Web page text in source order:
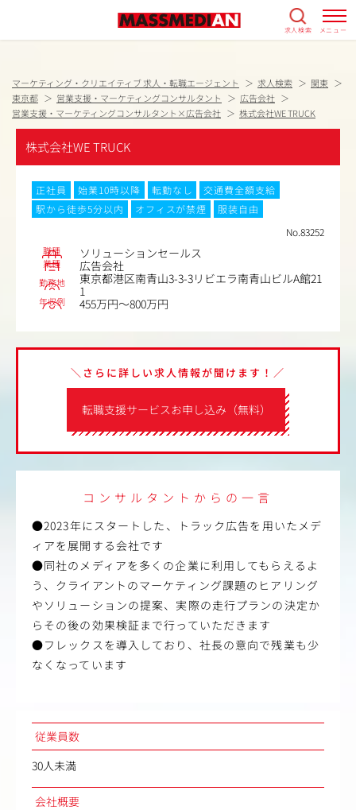
求人検索 メニュー
マーケティング・クリエイティブ 求人・転職エージェント 求人検索
関東
東京都
営業支援・マーケティングコンサルタント
広告会社
営業支援・マーケティングコンサルタント×広告会社
株式会社WE TRUCK
株式会社WE TRUCK
正社員 始業10時以降 転勤なし
交通費全額支給
駅から徒歩5分以内
オフィスが禁煙
服装自由
No.83252
職種 ソリューションセールス
業種 広告会社
勤務地
東京都港区南青山3-3-3リビエラ南青山ビルA館21
1
年収例 455万円～800万円
転職支援サービスお申し込み（無料）
＼さらに詳しい求人情報が聞けます！／
コンサルタントからの一言
●2023年にスタートした、トラック広告を用いたメデ
ィアを展開する会社です
●同社のメディアを多くの企業に利用してもらえるよ
う、クライアントのマーケティング課題のヒアリング
やソリューションの提案、実際の走行プランの決定か
らその後の効果検証まで行っていただきます
●フレックスを導入しており、社長の意向で残業も少
なくなっています
従業員数
30人未満
会社概要